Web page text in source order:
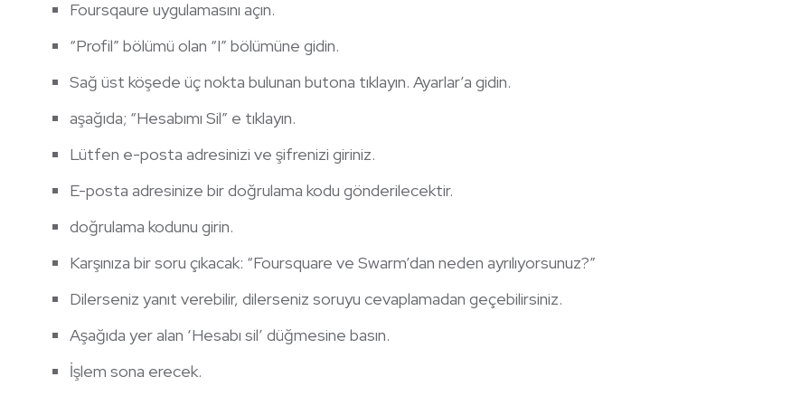
Foursqaure uygulamasını açın.
“Profil” bölümü olan “I” bölümüne gidin.
Sağ üst köşede üç nokta bulunan butona tıklayın. Ayarlar’a gidin.
aşağıda; “Hesabımı Sil” e tıklayın.
Lütfen e-posta adresinizi ve şifrenizi giriniz.
E-posta adresinize bir doğrulama kodu gönderilecektir.
doğrulama kodunu girin.
Karşınıza bir soru çıkacak: “Foursquare ve Swarm’dan neden ayrılıyorsunuz?”
Dilerseniz yanıt verebilir, dilerseniz soruyu cevaplamadan geçebilirsiniz.
Aşağıda yer alan ‘Hesabı sil’ düğmesine basın.
İşlem sona erecek.